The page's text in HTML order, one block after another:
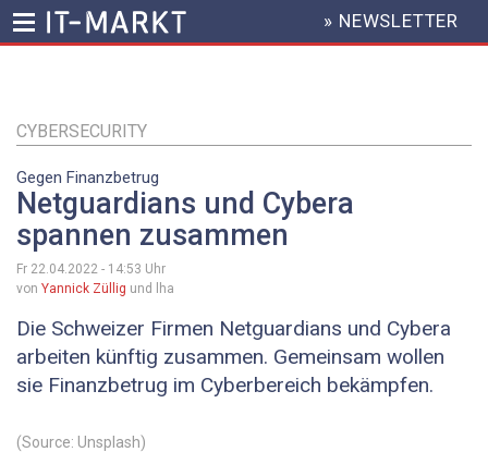
Inhalt
HEADER
MENU
» NEWSLETTER
CYBERSECURITY
Gegen Finanzbetrug
Netguardians und Cybera
spannen zusammen
Fr 22.04.2022 - 14:53 Uhr
von Yannick Züllig und lha
Die Schweizer Firmen Netguardians und Cybera
arbeiten künftig zusammen. Gemeinsam wollen
sie Finanzbetrug im Cyberbereich bekämpfen.
(Source: Unsplash)